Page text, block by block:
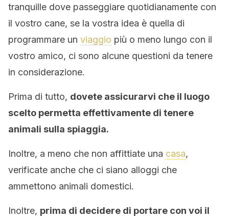
tranquille dove passeggiare quotidianamente con
il vostro cane, se la vostra idea è quella di
programmare un viaggio più o meno lungo con il
vostro amico, ci sono alcune questioni da tenere
in considerazione.
Prima di tutto, dovete assicurarvi che il luogo
scelto permetta effettivamente di tenere
animali sulla spiaggia.
Inoltre, a meno che non affittiate una casa,
verificate anche che ci siano alloggi che
ammettono animali domestici.
Inoltre, prima di decidere di portare con voi il